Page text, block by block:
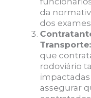
da
dos
Transporte:
que
rodoviário
impactadas
assegurar